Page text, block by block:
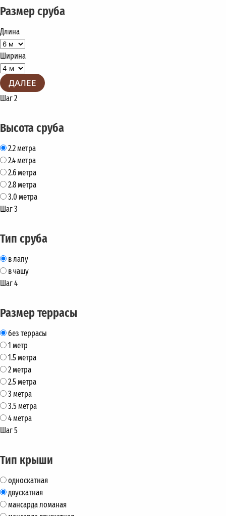
Размер сруба
Длина
Ширина
ДАЛЕЕ
Шаг 2
Высота сруба
2.2 метра
2.4 метра
2.6 метра
2.8 метра
3.0 метра
Шаг 3
Тип сруба
в лапу
в чашу
Шаг 4
Размер террасы
без террасы
1 метр
1.5 метра
2 метра
2.5 метра
3 метра
3.5 метра
4 метра
Шаг 5
Тип крыши
односкатная
двускатная
мансарда ломаная